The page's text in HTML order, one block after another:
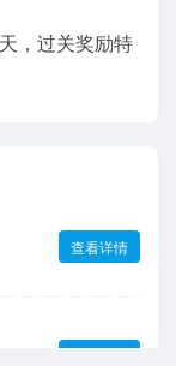
，过关奖励特
查看详情